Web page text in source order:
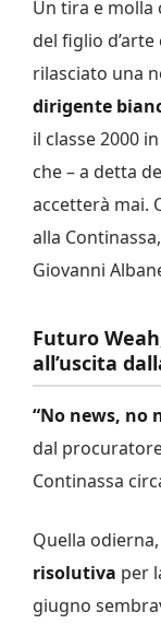
Un tira e molla
del figlio
rilasciato una
dirigente
il classe 2000
che – a detta
accetterà mai.
alla
Giovanni
Futuro
all’uscita
“No news, no
dal
Continassa
Quella
risolutiva per
giugno